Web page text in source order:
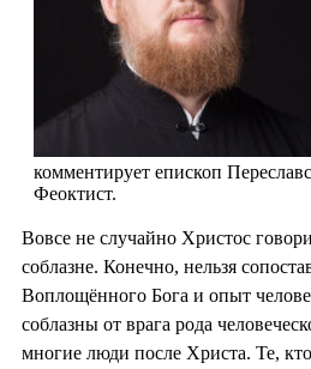
комментирует епископ
Феоктист.
Вовсе не случайно Христос
соблазне. Конечно, нельзя
Воплощённого Бога и опыт
соблазны от врага рода
многие люди после Христа. Те,